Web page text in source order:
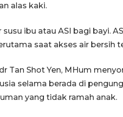
alas kaki.
ibu atau ASI bagi bayi.
saat akses air bersih
Tan Shot Yen, MHum
selama berada di
yang tidak ramah anak.